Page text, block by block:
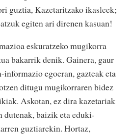
guztia, Kazetaritzako ikasleek;
egiten ari direnen kasuan!
eskuratzeko mugikorra
bakarrik denik. Gainera, gaur
informazio egoeran, gazteak eta
ditugu mugikorraren bidez
Askotan, ez dira kazetariak
baizik eta eduki-
guztiarekin. Hortaz,